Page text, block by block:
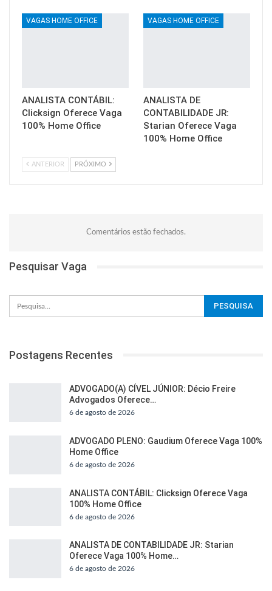
VAGAS HOME OFFICE
ANALISTA CONTÁBIL:
Clicksign Oferece Vaga
100% Home Office
VAGAS HOME OFFICE
ANALISTA DE
CONTABILIDADE JR:
Starian Oferece Vaga
100% Home Office
ANTERIOR PRÓXIMO
Comentários estão fechados.
Pesquisar Vaga
Postagens Recentes
ADVOGADO(A) CÍVEL JÚNIOR: Décio Freire
Advogados Oferece…
6 de agosto de 2026
ADVOGADO PLENO: Gaudium Oferece Vaga 100%
Home Office
6 de agosto de 2026
ANALISTA CONTÁBIL: Clicksign Oferece Vaga
100% Home Office
6 de agosto de 2026
ANALISTA DE CONTABILIDADE JR: Starian
Oferece Vaga 100% Home…
6 de agosto de 2026